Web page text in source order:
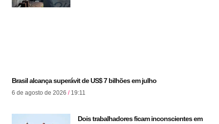
Brasil alcança superávit de US$ 7 bilhões em julho
6 de agosto de 2026 19:11
Dois trabalhadores ficam inconscientes em